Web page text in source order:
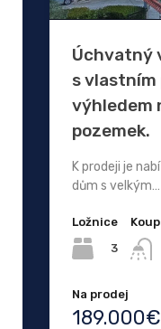
Úchvatný
s vlastním
výhledem
pozemek.
K prodeji je
dům s velkým…
Ložnice
3
Na prodej
189.000€